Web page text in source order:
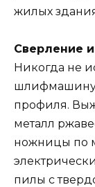
жилых
Сверление и
Никогда не
шлифмашину)
профиля.
металл
ножницы по
пилы с